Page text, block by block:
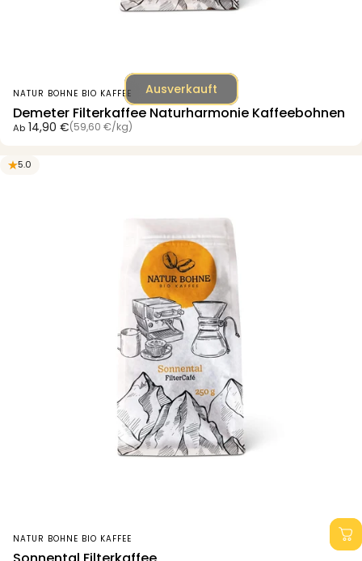
Ausverkauft
Anbieter:
NATUR BOHNE BIO KAFFEE
Demeter Filterkaffee Naturharmonie Kaffeebohnen
Ab 14,90 €
Grundpreis(59,60 €/
pro kg)
5.0
Anbieter:
NATUR BOHNE BIO KAFFEE